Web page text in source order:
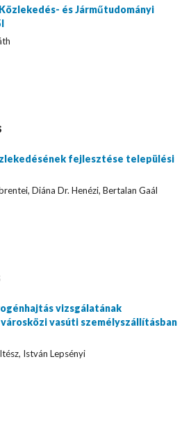
és Járműtudományi
fejlesztése települési
Diána Dr. Henézi, Bertalan Gaál
vizsgálatának
vasúti személyszállításban
István Lepsényi